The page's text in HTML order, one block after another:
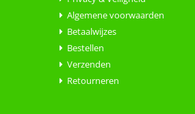
Algemene voorwaarden
Betaalwijzes
Bestellen
Verzenden
Retourneren